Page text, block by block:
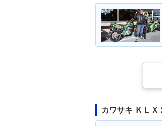
カワサキ ＫＬＸ